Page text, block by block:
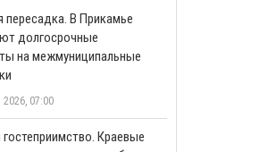
пересадка. В Прикамье
долгосрочные
на межмуниципальные
07:00
Краевые